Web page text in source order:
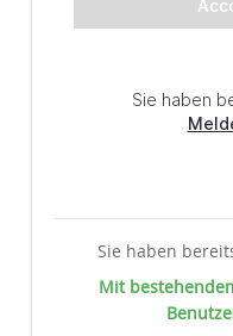
Sie haben
Mit